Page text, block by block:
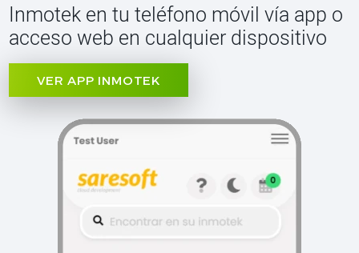
Inmotek en tu teléfono móvil vía app o
acceso web en cualquier dispositivo
VER APP INMOTEK